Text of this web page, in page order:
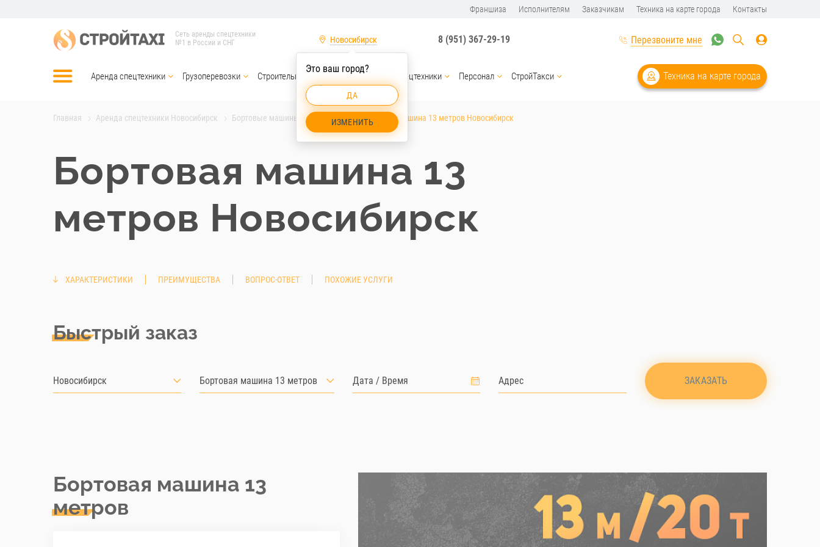
Франшиза Исполнителям Заказчикам Техника на карте города Контакты
Сеть аренды спецтехники
№1 в России и СНГ
Новосибирск
Это ваш город?
ДА
ИЗМЕНИТЬ
8 (951) 367-29-19 Перезвоните мне
Аренда спецтехники Грузоперевозки Строительные материалы Услуги спецтехники Персонал СтройТакси Техника на карте города
Главная Аренда спецтехники Новосибирск Бортовые машины Новосибирск Бортовая машина 13 метров Новосибирск
Бортовая машина 13
метров Новосибирск
ХАРАКТЕРИСТИКИ ПРЕИМУЩЕСТВА ВОПРОС-ОТВЕТ ПОХОЖИЕ УСЛУГИ
Быстрый заказ
Новосибирск Бортовая машина 13 метров ЗАКАЗАТЬ
Бортовая машина 13
метров